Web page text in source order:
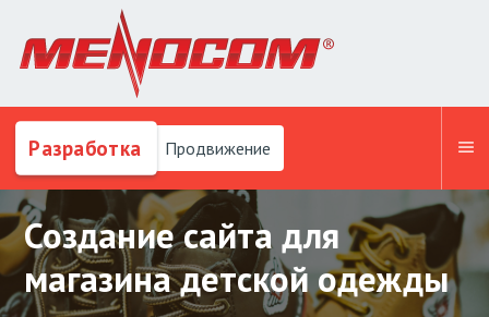
Разработка Продвижение
Создание сайта для
магазина детской одежды